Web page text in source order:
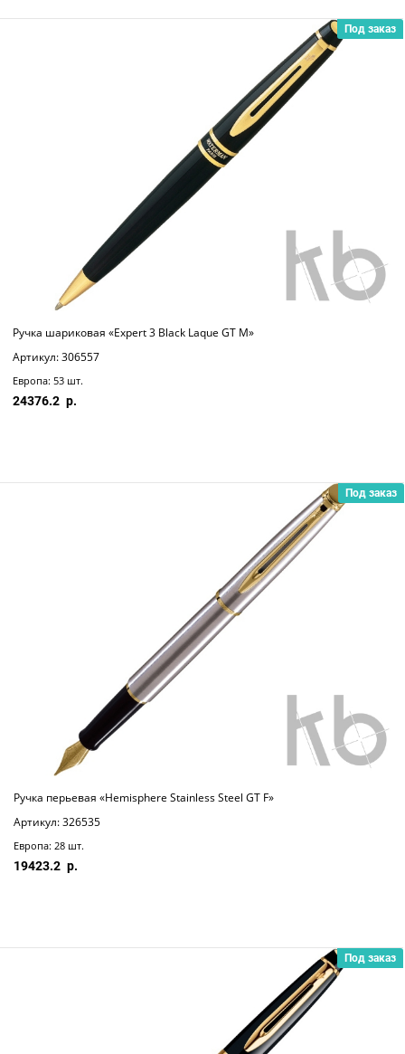
Под заказ
Ручка шариковая «Expert 3 Black Laque GT M»
Артикул: 306557
Европа: 53 шт.
24376.2
Под заказ
Ручка перьевая «Hemisphere Stainless Steel GT F»
Артикул: 326535
Европа: 28 шт.
19423.2
Под заказ